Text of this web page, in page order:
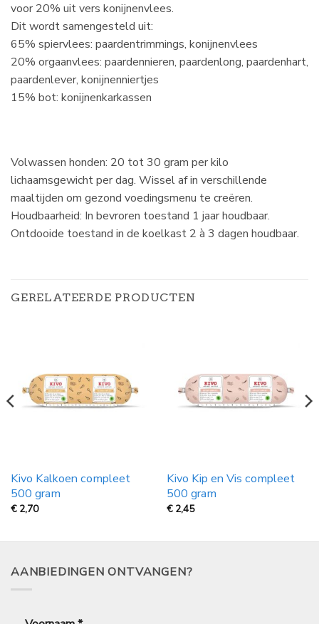
voor 20% uit vers konijnenvlees.
Dit wordt samengesteld uit:
65% spiervlees: paardentrimmings, konijnenvlees
20% orgaanvlees: paardennieren, paardenlong, paardenhart,
paardenlever, konijnenniertjes
15% bot: konijnenkarkassen
Volwassen honden: 20 tot 30 gram per kilo
lichaamsgewicht per dag. Wissel af in verschillende
maaltijden om gezond voedingsmenu te creëren.
Houdbaarheid: In bevroren toestand 1 jaar houdbaar.
Ontdooide toestand in de koelkast 2 à 3 dagen houdbaar.
GERELATEERDE PRODUCTEN
Kivo Kalkoen compleet
500 gram
€ 2,70
Kivo Kip en Vis compleet
500 gram
€ 2,45
AANBIEDINGEN ONTVANGEN?